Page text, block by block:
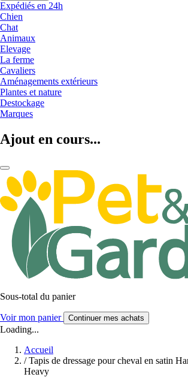
Expédiés en 24h
Chien
Chat
Animaux
Elevage
La ferme
Cavaliers
Aménagements extérieurs
Plantes et nature
Destockage
Marques
Ajout en cours...
Sous-total du panier
Voir mon panier Continuer mes achats
Loading...
Accueil
/ Tapis de dressage pour cheval en satin
Heavy